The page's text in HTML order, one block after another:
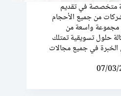
متخصصة في تقديم
من جميع الأحجام
مجموعة واسعة من
حلول تسويقية تمتلك
الخبرة في جميع مجالات
07/